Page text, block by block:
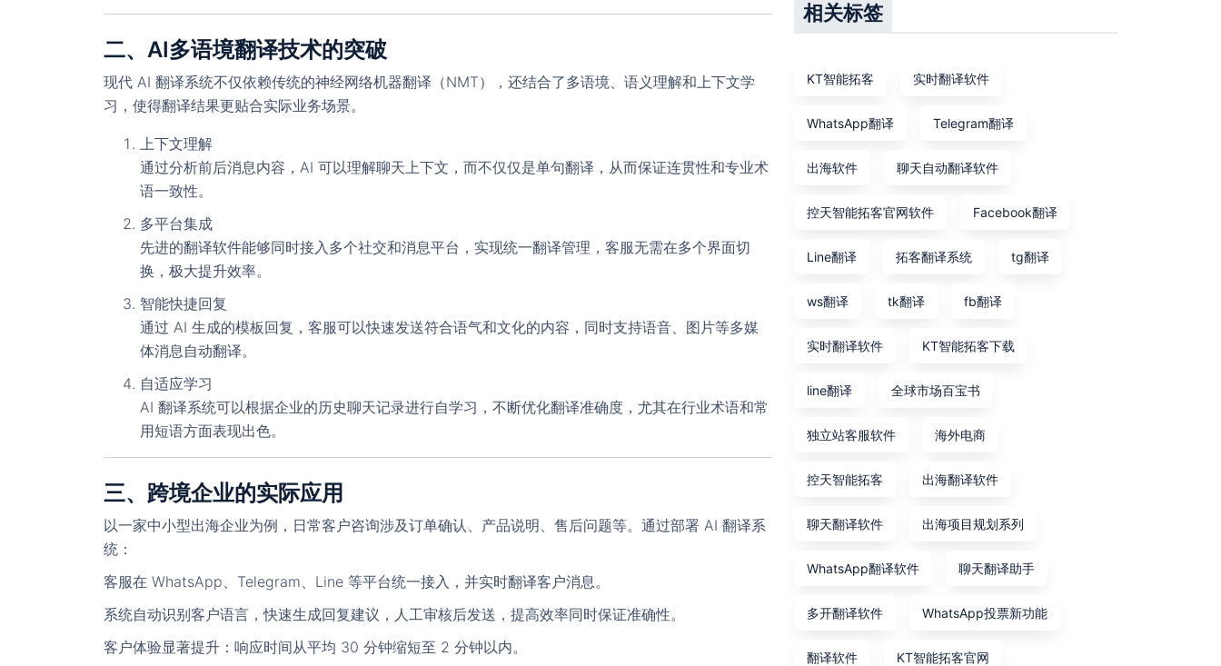
二、AI多语境翻译技术的突破
现代 AI 翻译系统不仅依赖传统的神经网络机器翻译（NMT），还结合了多语境、语义理解和上下文学
习，使得翻译结果更贴合实际业务场景。
上下文理解
通过分析前后消息内容，AI 可以理解聊天上下文，而不仅仅是单句翻译，从而保证连贯性和专业术
语一致性。
多平台集成
先进的翻译软件能够同时接入多个社交和消息平台，实现统一翻译管理，客服无需在多个界面切
换，极大提升效率。
智能快捷回复
通过 AI 生成的模板回复，客服可以快速发送符合语气和文化的内容，同时支持语音、图片等多媒
体消息自动翻译。
自适应学习
AI 翻译系统可以根据企业的历史聊天记录进行自学习，不断优化翻译准确度，尤其在行业术语和常
用短语方面表现出色。
三、跨境企业的实际应用
以一家中小型出海企业为例，日常客户咨询涉及订单确认、产品说明、售后问题等。通过部署 AI 翻译系
统：
客服在 WhatsApp、Telegram、Line 等平台统一接入，并实时翻译客户消息。
系统自动识别客户语言，快速生成回复建议，人工审核后发送，提高效率同时保证准确性。
客户体验显著提升：响应时间从平均 30 分钟缩短至 2 分钟以内。
相关标签
KT智能拓客 实时翻译软件
WhatsApp翻译 Telegram翻译
出海软件 聊天自动翻译软件
控天智能拓客官网软件 Facebook翻译
Line翻译 拓客翻译系统 tg翻译
ws翻译 tk翻译 fb翻译
实时翻译软件 KT智能拓客下载
line翻译 全球市场百宝书
独立站客服软件 海外电商
控天智能拓客 出海翻译软件
聊天翻译软件 出海项目规划系列
WhatsApp翻译软件 聊天翻译助手
多开翻译软件 WhatsApp投票新功能
翻译软件 KT智能拓客官网
客）
使用前，请 联系客服